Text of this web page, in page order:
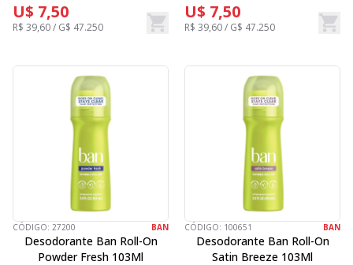
U$ 7,50
R$ 39,60 / G$ 47.250
U$ 7,50
R$ 39,60 / G$ 47.250
CÓDIGO: 27200 BAN
Desodorante Ban Roll-On
Powder Fresh 103Ml
CÓDIGO: 100651 BAN
Desodorante Ban Roll-On
Satin Breeze 103Ml